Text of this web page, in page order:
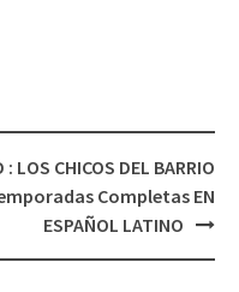
: LOS CHICOS DEL BARRIO
Completas EN
ESPAÑOL LATINO